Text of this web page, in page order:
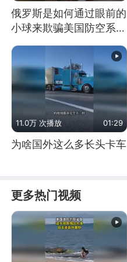
俄罗斯是如何通过眼前的
小球来欺骗美国防空系统
11.0万 次播放 01:29
为啥国外这么多长头卡车
更多热门视频